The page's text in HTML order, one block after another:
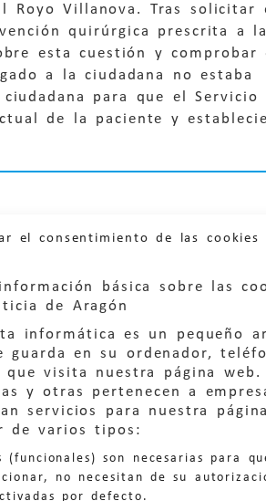
el consentimiento de las cookies
básica sobre las
de Aragón
informática es un pequeño
guarda en su ordenador,
visita nuestra página web.
y otras pertenecen a
servicios para nuestra
de varios tipos:
(funcionales) son necesarias para
no necesitan de su
por defecto.
Royo Villanova. Tras solicitar
quirúrgica prescrita a la
esta cuestión y comprobar
a la ciudadana no estaba
para que el Servicio
de la paciente y
general: